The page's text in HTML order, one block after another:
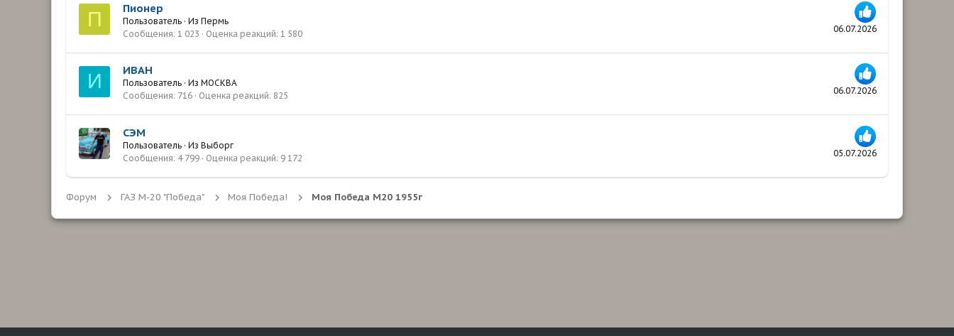
П 06.07.2026
Пионер
Пользователь · Из Пермь
Сообщения 1 023 Оценка реакций 1 580
И 06.07.2026
ИВАН
Пользователь · Из МОСКВА
Сообщения 716 Оценка реакций 825
05.07.2026
СЭМ
Пользователь · Из Выборг
Сообщения 4 799 Оценка реакций 9 172
Форум ГАЗ М-20 "Победа" Моя Победа! Моя Победа М20 1955г